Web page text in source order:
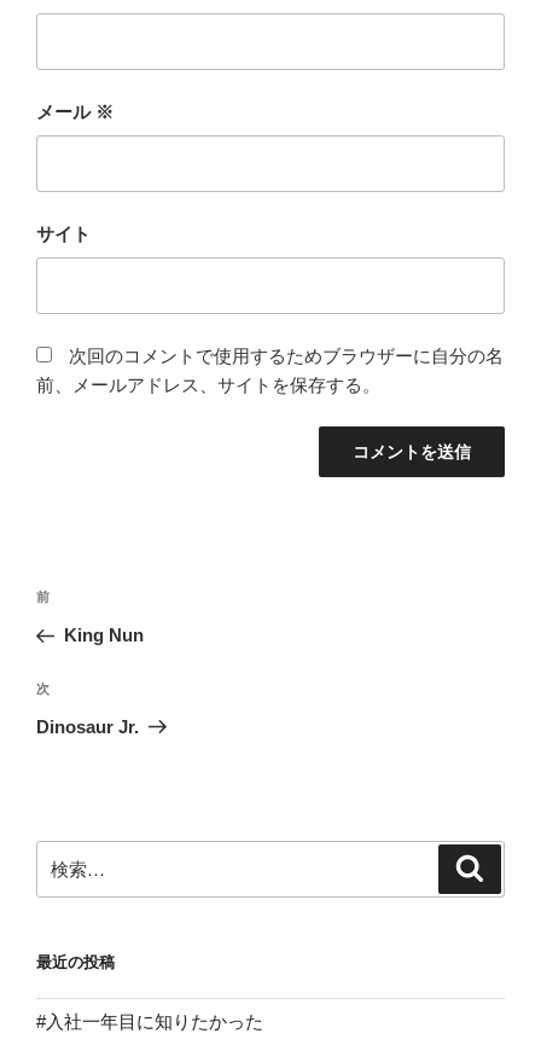
メール ※
サイト
次回のコメントで使用するためブラウザーに自分の名
前、メールアドレス、サイトを保存する。
投
ナ
ビ
ゲ
ン
前
の
稿
前
King Nun
次
の
次
Dinosaur Jr.
索:
最近の投稿
#入社一年目に知りたかった